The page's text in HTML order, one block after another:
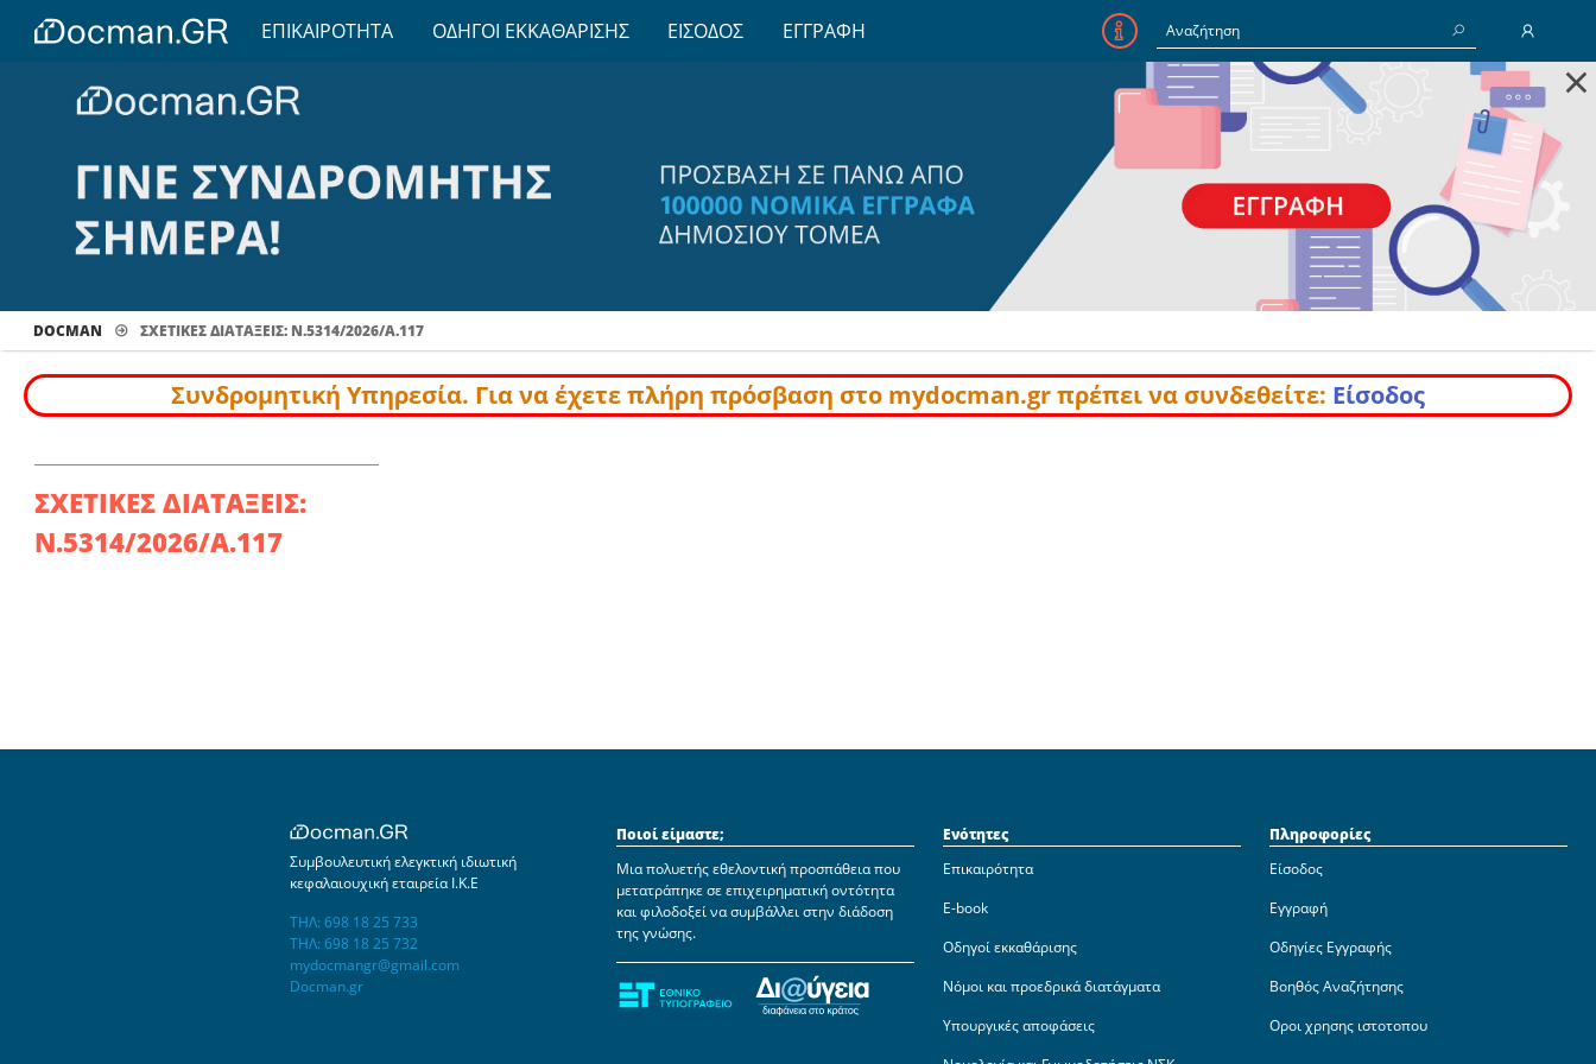
ΕΠΙΚΑΙΡΟΤΗΤΑ ΟΔΗΓΟΙ ΕΚΚΑΘΑΡΙΣΗΣ ΕΙΣΟΔΟΣ ΕΓΓΡΑΦΗ
E-Mail
Κωδικός
Να με θυμάσαι
×
DOCMAN ΣΧΕΤΙΚΕΣ ΔΙΑΤΑΞΕΙΣ: Ν.5314/2026/Α.117
Συνδρομητική Υπηρεσία. Για να έχετε πλήρη πρόσβαση στο mydocman.gr πρέπει να συνδεθείτε: Είσοδος
ΣΧΕΤΙΚΕΣ ΔΙΑΤΑΞΕΙΣ:
Ν.5314/2026/Α.117
Συμβουλευτική ελεγκτική ιδιωτική
κεφαλαιουχική εταιρεία Ι.Κ.Ε
ΤΗΛ: 698 18 25 733
ΤΗΛ: 698 18 25 732
mydocmangr@gmail.com
Docman.gr
Ποιοί είμαστε;
Μια πολυετής εθελοντική προσπάθεια που
μετατράπηκε σε επιχειρηματική οντότητα
και φιλοδοξεί να συμβάλλει στην διάδοση
της γνώσης.
Ενότητες
Επικαιρότητα
E-book
Οδηγοί εκκαθάρισης
Νόμοι και προεδρικά διατάγματα
Υπουργικές αποφάσεις
Πληροφορίες
Είσοδος
Εγγραφή
Οδηγίες Εγγραφής
Βοηθός Αναζήτησης
Οροι χρησης ιστοτοπου